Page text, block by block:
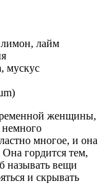
лимон, лайм
мускус
женщины,
немного
многое, и она
Она гордится тем,
называть вещи
и скрывать